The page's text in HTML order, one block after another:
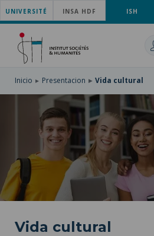
SKIP
TO
MAIN
NAVIGATION
PASAR
AL
CONTENIDO
PRINCIPAL
SKIP
TO
SEARCH
UNIVERSITÉ INSA HDF ISH
Inicio Presentacion Vida cultural
Vida cultural